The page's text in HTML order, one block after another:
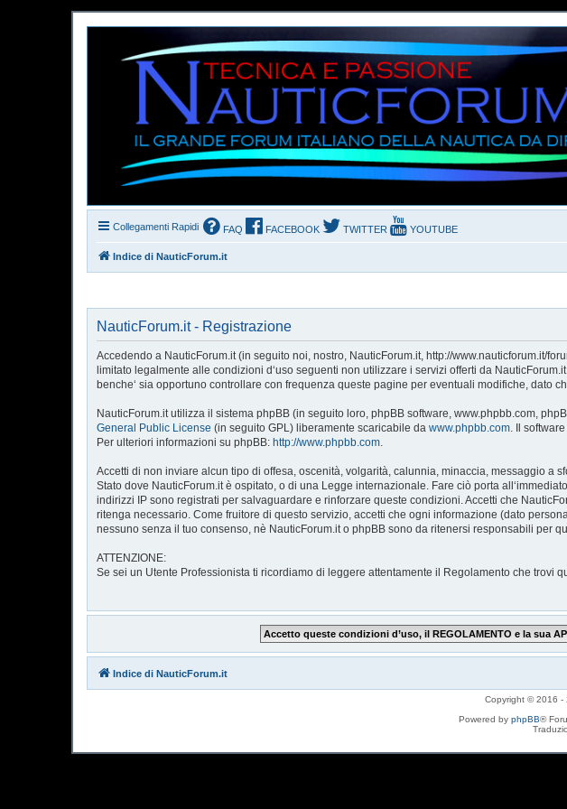
Collegamenti Rapidi FAQ FACEBOOK TWITTER YOUTUBE
Indice di NauticForum.it
NauticForum.it - Registrazione
Accedendo a NauticForum.it (in seguito noi, nostro, NauticForum.it, http://www.nauticforum.it/
limitato legalmente alle condizioni d‘uso seguenti non utilizzare i servizi offerti da
benche‘ sia opportuno controllare con frequenza queste pagine per eventuali modifiche, dato
NauticForum.it utilizza il sistema phpBB (in seguito loro, phpBB software, www.phpbb.com,
General Public License (in seguito GPL) liberamente scaricabile da www.phpbb.com . Il
Per ulteriori informazioni su phpBB: http://www.phpbb.com
Accetti di non inviare alcun tipo di offesa, oscenità, volgarità, calunnia, minaccia, messaggio
Stato dove NauticForum.it è ospitato, o di una Legge internazionale. Fare ciò porta
indirizzi IP sono registrati per salvaguardare e rinforzare queste condizioni. Accetti che
ritenga necessario. Come fruitore di questo servizio, accetti che ogni informazione (dato
nessuno senza il tuo consenso, nè NauticForum.it o phpBB sono da ritenersi responsabili per
ATTENZIONE:
Se sei un Utente Professionista ti ricordiamo di leggere attentamente il Regolamento che trovi
Indice di NauticForum.it
Copyright © 2016 -
Powered by phpBB®